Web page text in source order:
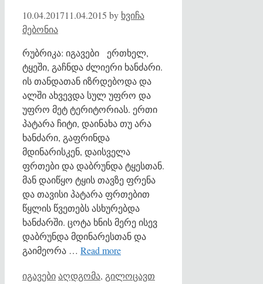
10.04.201711.04.2015 by ხვიჩა
მებონია
რუბრიკა: იგავები ერთხელ,
ტყეში, გაჩნდა ძლიერი ხანძარი.
ის თანდათან იზრდებოდა და
ალში ახვევდა სულ უფრო და
უფრო მეტ ტერიტორიას. ერთი
პატარა ჩიტი, დაინახა თუ არა
ხანძარი, გაფრინდა
მდინარისკენ, დაისველა
ფრთები და დაბრუნდა ტყესთან.
მან დაიწყო ტყის თავზე ფრენა
და თავისი პატარა ფრთებით
წყლის წვეთებს ასხურებდა
ხანძარში. ცოტა ხნის მერე ისევ
დაბრუნდა მდინარესთან და
გაიმეორა … Read more
Categories
იგავებიTags
აღდგომა, გილოცავთ